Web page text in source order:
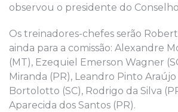
observou o presidente do
Os treinadores-chefes serão
ainda para a comissão: Alexandre
(MT), Ezequiel Emerson Wagner
Miranda (PR), Leandro Pinto
Bortolotto (SC), Rodrigo da Silva
Aparecida dos Santos (PR).